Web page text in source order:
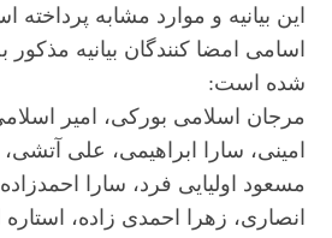
این بیانیه و موارد مشابه پرداخته
اسامی امضا کنندگان بیانیه
شده است:
مرجان اسلامی بورکی، امیر
امینی، سارا ابراهیمی، علی
مسعود اولیایی فرد، سارا
انصاری، زهرا احمدی زاده،